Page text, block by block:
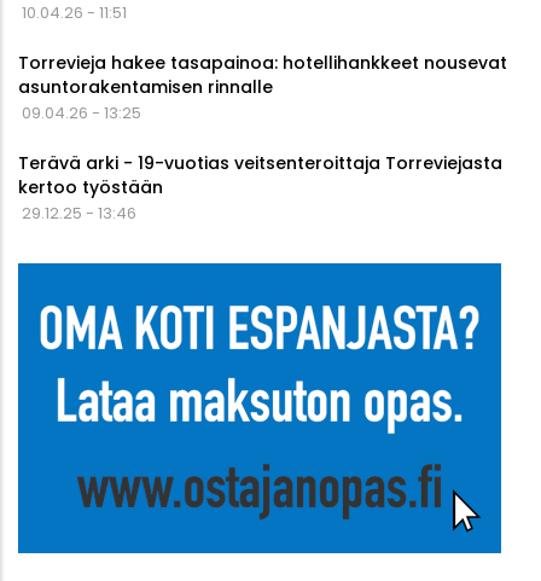
10.04.26 - 11:51
Torrevieja hakee tasapainoa: hotellihankkeet nousevat
asuntorakentamisen rinnalle
09.04.26 - 13:25
Terävä arki - 19-vuotias veitsenteroittaja Torreviejasta
kertoo työstään
29.12.25 - 13:46